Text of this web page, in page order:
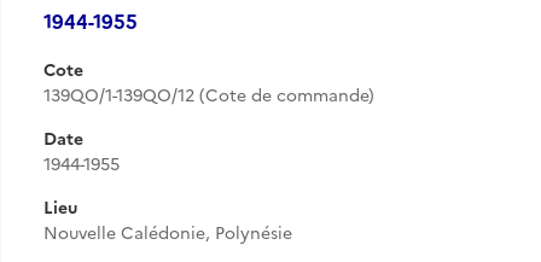
1944-1955
Cote
139QO/1-139QO/12 (Cote de commande)
Date
1944-1955
Lieu
Nouvelle Calédonie, Polynésie